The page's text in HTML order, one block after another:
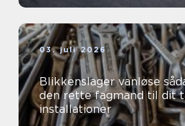
03. juli 2026
Blikkenslager vanløse sådan vælger du
den rette fagmand til dit
installationer